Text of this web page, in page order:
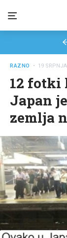
RAZNO • 19
12 fotki
Japan
zemlja